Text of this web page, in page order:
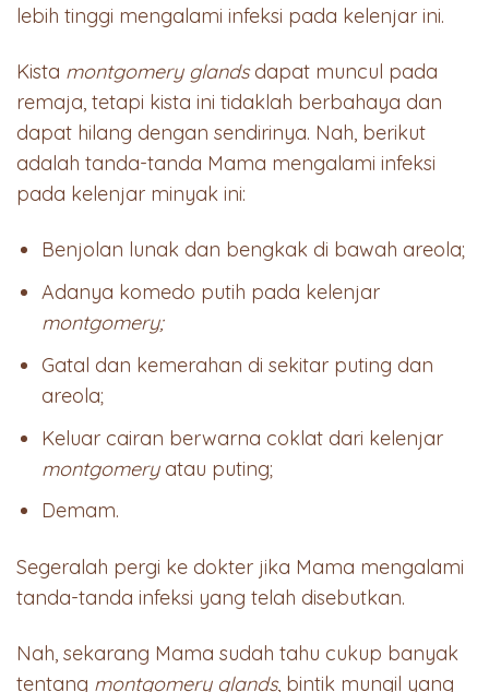
lebih tinggi mengalami infeksi pada kelenjar ini.
Kista montgomery glandsdapat muncul pada
remaja, tetapi kista ini tidaklah berbahaya dan
dapat hilang dengan sendirinya. Nah, berikut
adalah tanda-tanda Mama mengalami infeksi
pada kelenjar minyak ini:
Benjolan lunak dan bengkak di bawah areola;
Adanya komedo putih pada kelenjar
montgomery;
Gatal dan kemerahan di sekitar puting dan
areola;
Keluar cairan berwarna coklat dari kelenjar
montgomeryatau puting;
Demam.
Segeralah pergi ke dokter jika Mama mengalami
tanda-tanda infeksi yang telah disebutkan.
Nah, sekarang Mama sudah tahu cukup banyak
tentang montgomery glands, bintik mungil yang